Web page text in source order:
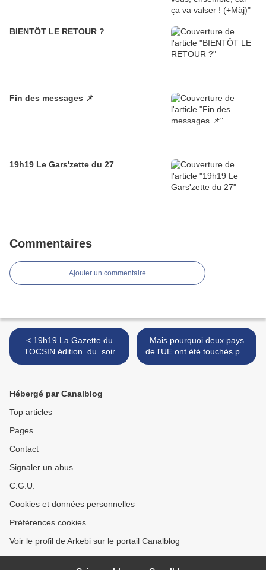
BIENTÔT LE RETOUR ?
Fin des messages 📌
19h19 Le Gars'zette du 27
Commentaires
Ajouter un commentaire
< 19h19 La Gazette du
TOCSIN édition_du_soir
Mais pourquoi deux pays
de l'UE ont été touchés par
une panne majeure
Hébergé par Canalblog
Top articles
Pages
Contact
Signaler un abus
C.G.U.
Cookies et données personnelles
Préférences cookies
Voir le profil de Arkebi sur le portail Canalblog